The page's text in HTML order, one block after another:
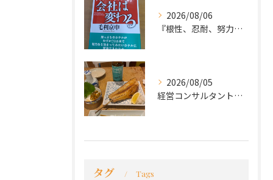
2026/08/06
『根性、忍耐、努力という言葉は死語なのか』
2026/08/05
経営コンサルタントのモーちゃん・毛利京申です。
タグ Tags